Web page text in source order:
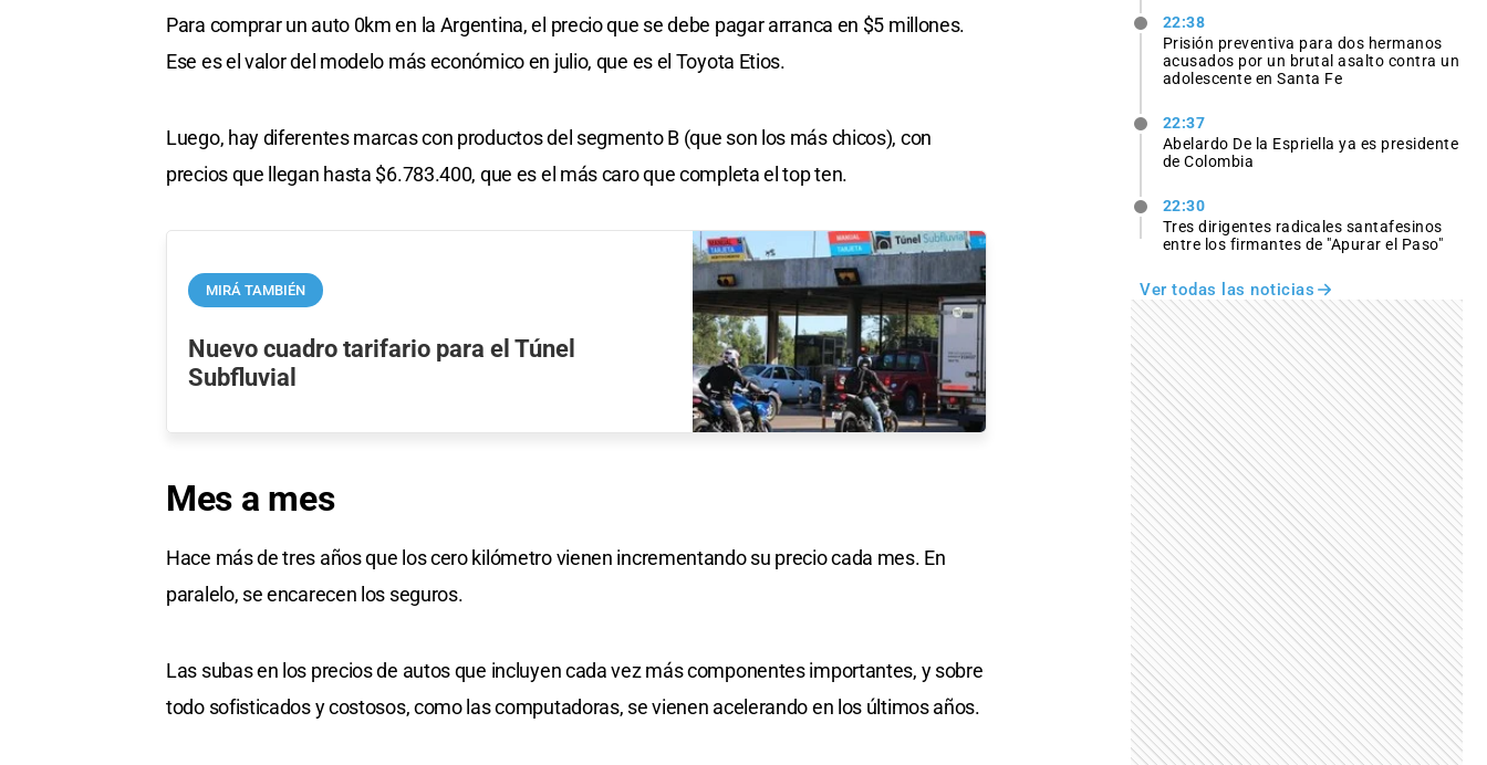
Para comprar un auto 0km en la Argentina, el precio que se debe pagar arranca en $5 millones.
Ese es el valor del modelo más económico en julio, que es el Toyota Etios.
Luego, hay diferentes marcas con productos del segmento B (que son los más chicos), con
precios que llegan hasta $6.783.400, que es el más caro que completa el top ten.
MIRÁ TAMBIÉN
Nuevo cuadro tarifario para el Túnel
Subfluvial
Mes a mes
Hace más de tres años que los cero kilómetro vienen incrementando su precio cada mes. En
paralelo, se encarecen los seguros.
Las subas en los precios de autos que incluyen cada vez más componentes importantes, y sobre
todo sofisticados y costosos, como las computadoras, se vienen acelerando en los últimos años.
22:38
Prisión preventiva para dos hermanos
acusados por un brutal asalto contra un
adolescente en Santa Fe
22:37
Abelardo De la Espriella ya es presidente
de Colombia
22:30
Tres dirigentes radicales santafesinos
entre los firmantes de "Apurar el Paso"
Ver todas las noticias